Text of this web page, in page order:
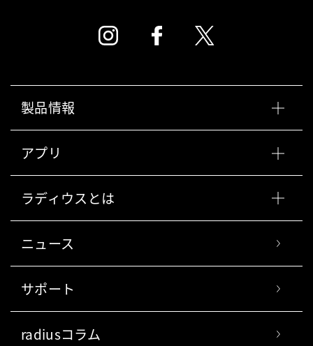
製品情報
アプリ
ラディウスとは
ニュース
サポート
radiusコラム